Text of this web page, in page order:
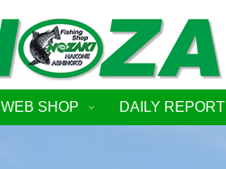
WEB SHOP DAILY REPORT